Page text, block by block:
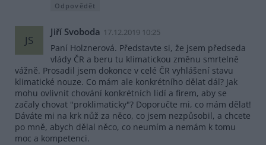
Odpovědět
JS
Jiří Svoboda 17.12.2019 10:25
Paní Holznerová. Představte si, že jsem předseda
vlády ČR a beru tu klimatickou změnu smrtelně
vážně. Prosadil jsem dokonce v celé ČR vyhlášení stavu
klimatické nouze. Co mám ale konkrétního dělat dál? Jak
mohu ovlivnit chování konkrétních lidí a firem, aby se
začaly chovat "proklimaticky"? Doporučte mi, co mám dělat!
Dáváte mi na krk nůž za něco, co jsem nezpůsobil, a chcete
po mně, abych dělal něco, co neumím a nemám k tomu
moc a kompetenci.